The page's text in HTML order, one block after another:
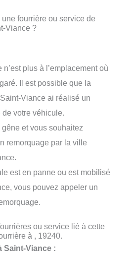
fourrière ou service de
Viance ?
n’est plus à l’emplacement où
Il est possible que la
Viance ai réalisé un
de votre véhicule.
et vous souhaitez
remorquage par la ville
est en panne ou est mobilisé
vous pouvez appeler un
ou service lié à cette
à , 19240.
Saint-Viance :